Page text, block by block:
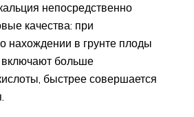
непосредственно
качества: при
нахождении в грунте плоды
включают больше
быстрее совершается